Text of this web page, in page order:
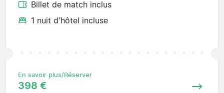
Billet de match inclus
1 nuit d'hôtel incluse
En savoir plus/Réserver
398 €